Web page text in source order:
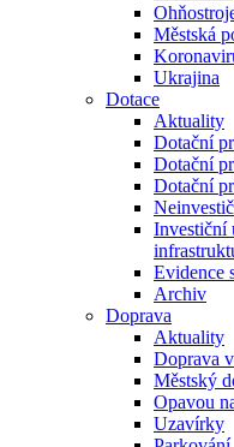
Městská
Ukrajina
Dotace
Aktuality
Dotační
Dotační
Dotační
Investiční
Evidence
Archiv
Doprava
Aktuality
Doprava
Městský
Opavou
Uzavírky